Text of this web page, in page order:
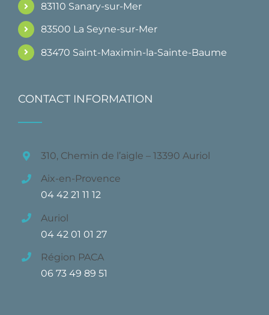
83110 Sanary-sur-Mer
83500 La Seyne-sur-Mer
83470 Saint-Maximin-la-Sainte-Baume
CONTACT INFORMATION
310, Chemin de l’aigle – 13390 Auriol
Aix-en-Provence
04 42 21 11 12
Auriol
04 42 01 01 27
Région PACA
06 73 49 89 51